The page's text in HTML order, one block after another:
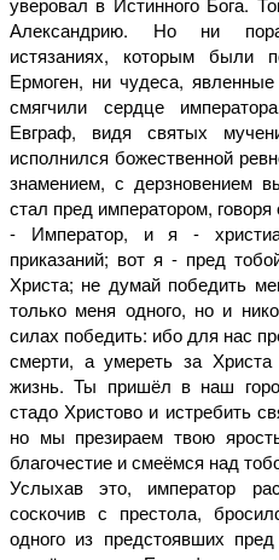
Александрию. Но ни
истязаниях, которым были
Ермоген, ни чудеса,
смягчили сердце
Евграф, видя святых
исполнился божественной
знамением, с дерзновением
стал пред императором, говоря
- Император, и я -
приказаний; вот я - пред
Христа; не думай победить
только меня одного, но и
силах победить: ибо для нас
смерти, а умереть за Христа
жизнь. Ты пришёл в наш
стадо Христово и истребить
но мы презираем твою
благочестие и смеёмся над
Услыхав это, император
соскочив с престола,
одного из предстоявших